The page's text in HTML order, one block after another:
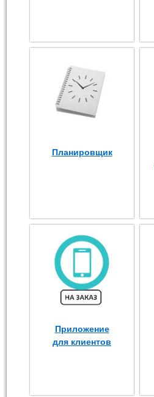
Планировщик
Приложение
для клиентов